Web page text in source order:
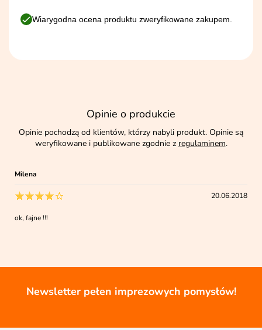
Wiarygodna ocena produktu zweryfikowane zakupem.
Opinie o produkcie
Opinie pochodzą od klientów, którzy nabyli produkt. Opinie są
weryfikowane i publikowane zgodnie z regulaminem.
Milena
20.06.2018
ok, fajne !!!
Newsletter pełen imprezowych pomysłów!